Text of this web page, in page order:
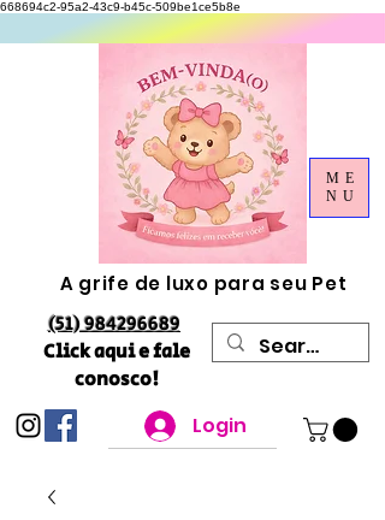
668694c2-95a2-43c9-b45c-509be1ce5b8e
A grife de luxo para seu Pet
(51) 984296689
Click aqui e fale
conosco!
Login
ME
NU